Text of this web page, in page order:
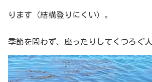
ります（結構登りにくい）。
季節を問わず、座ったりしてくつろぐ